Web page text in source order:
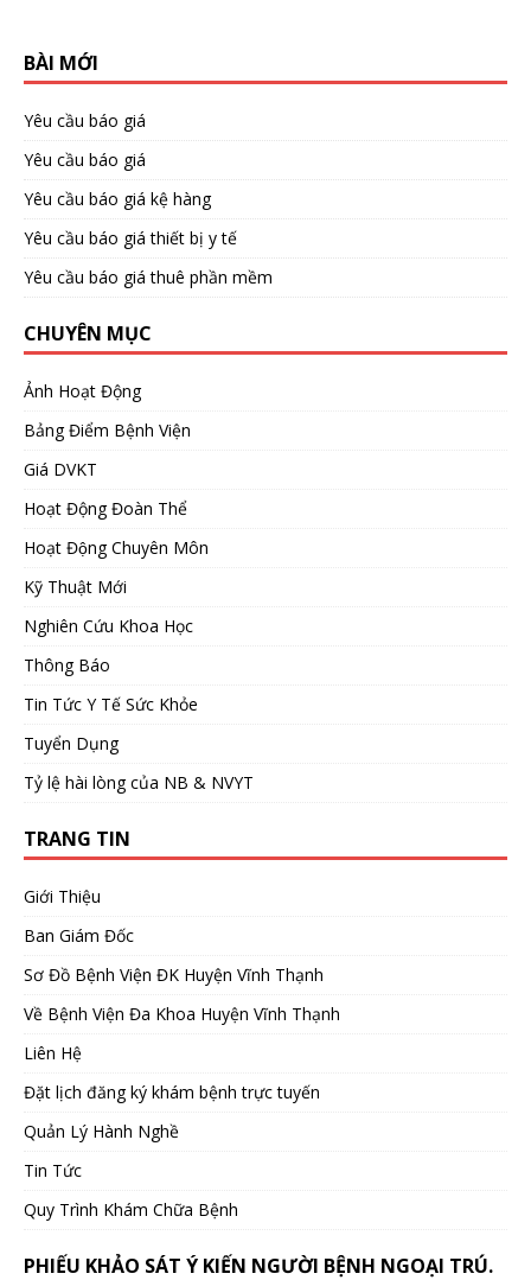
BÀI MỚI
Yêu cầu báo giá
Yêu cầu báo giá
Yêu cầu báo giá kệ hàng
Yêu cầu báo giá thiết bị y tế
Yêu cầu báo giá thuê phần mềm
CHUYÊN MỤC
Ảnh Hoạt Động
Bảng Điểm Bệnh Viện
Giá DVKT
Hoạt Động Đoàn Thể
Hoạt Động Chuyên Môn
Kỹ Thuật Mới
Nghiên Cứu Khoa Học
Thông Báo
Tin Tức Y Tế Sức Khỏe
Tuyển Dụng
Tỷ lệ hài lòng của NB & NVYT
TRANG TIN
Giới Thiệu
Ban Giám Đốc
Sơ Đồ Bệnh Viện ĐK Huyện Vĩnh Thạnh
Về Bệnh Viện Đa Khoa Huyện Vĩnh Thạnh
Liên Hệ
Đặt lịch đăng ký khám bệnh trực tuyến
Quản Lý Hành Nghề
Tin Tức
Quy Trình Khám Chữa Bệnh
PHIẾU KHẢO SÁT Ý KIẾN NGƯỜI BỆNH NGOẠI TRÚ.